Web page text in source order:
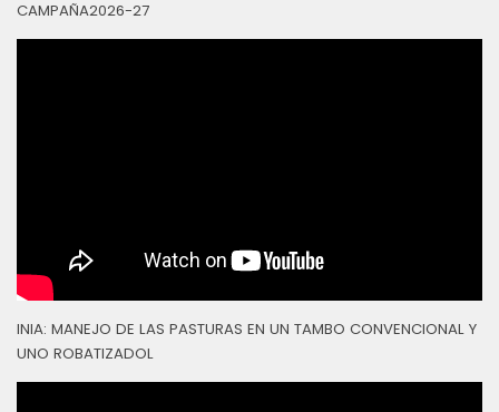
CAMPAÑA2026-27
INIA: MANEJO DE LAS PASTURAS EN UN TAMBO CONVENCIONAL Y
UNO ROBATIZADOL